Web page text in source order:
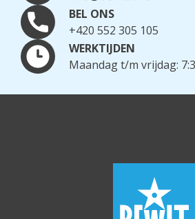
BEL ONS
+420 552 305 105
WERKTIJDEN
Maandag t/m vrijdag: